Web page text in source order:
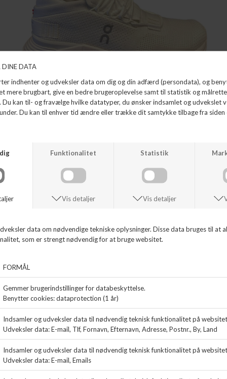
ON RUNNING
DKK 1.399,99
eget indlæg hvis du har brug for mere støtte.